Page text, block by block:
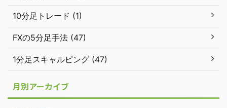
10分足トレード (1)
FXの5分足手法 (47)
1分足スキャルピング (47)
月別アーカイブ